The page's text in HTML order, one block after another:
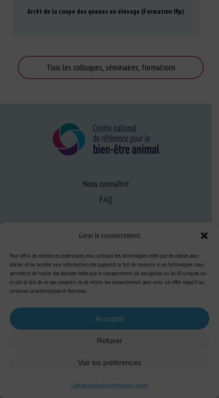
Gérer le consentement
Pour offrir les meilleures expériences, nous utilisons des technologies telles que les cookies pour
stocker et/ou accéder aux informations des appareils. Le fait de consentir à ces technologies nous
permettra de traiter des données telles que le comportement de navigation ou les ID uniques sur
ce site. Le fait de ne pas consentir ou de retirer son consentement peut avoir un effet négatif sur
certaines caractéristiques et fonctions.
Accepter
Refuser
Voir les préférences
CookiesConfidentialitéMentions légales
Arrêt de la coupe des queues en élevage (Formation Ifip)
Tous les colloques, séminaires, formations
Nous connaître
FAQ
Expertise
Se former au BEA
S’abonner aux actualités
Conception et réalisationNuméria Communication